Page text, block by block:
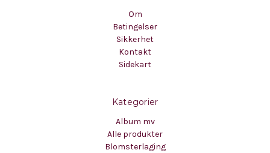
Om
Betingelser
Sikkerhet
Kontakt
Sidekart
Kategorier
Album mv
Alle produkter
Blomsterlaging